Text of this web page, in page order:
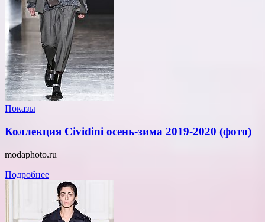
Показы
Коллекция Cividini осень-зима 2019-2020 (фото)
modaphoto.ru
Подробнее